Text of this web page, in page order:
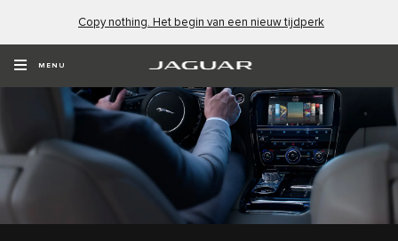
Copy nothing. Het begin van een nieuw tijdperk
MENU